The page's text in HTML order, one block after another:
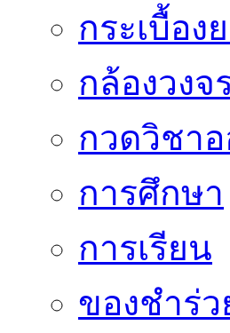
กระเบื้อง
กล้องวงจ
กวดวิชา
การศึกษา
การเรียน
ของชำร่ว